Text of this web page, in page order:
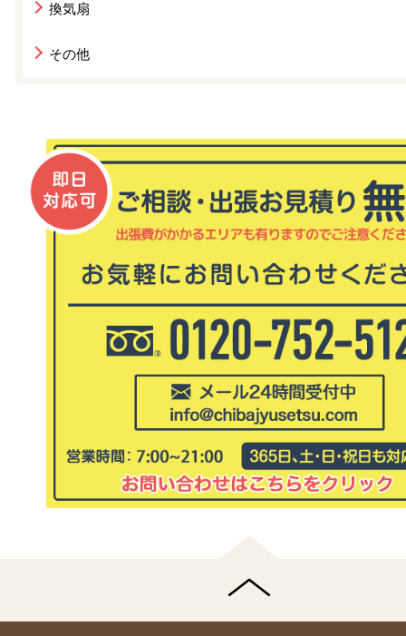
換気扇
その他